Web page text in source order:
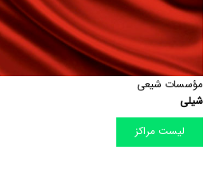
مؤسسات شیعی
شیلی
لیست مراکز